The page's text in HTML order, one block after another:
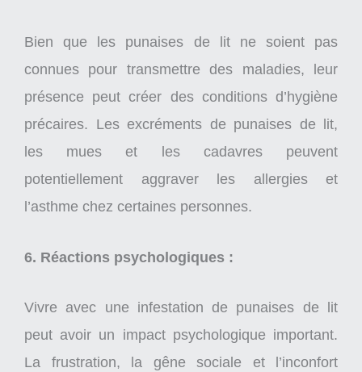
Bien que les punaises de lit ne soient pas
connues pour transmettre des maladies, leur
présence peut créer des conditions d’hygiène
précaires. Les excréments de punaises de lit,
les mues et les cadavres peuvent
potentiellement aggraver les allergies et
l’asthme chez certaines personnes.
6. Réactions psychologiques :
Vivre avec une infestation de punaises de lit
peut avoir un impact psychologique important.
La frustration, la gêne sociale et l’inconfort